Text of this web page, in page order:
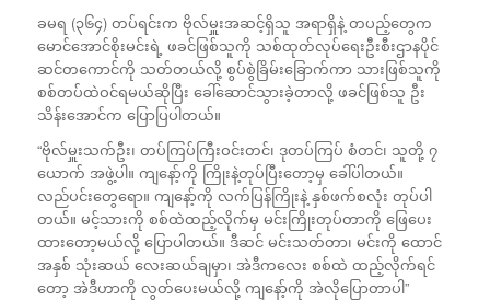
ခမရ (၃၆၄) တပ်ရင်းက ဗိုလ်မှူးအဆင့်ရှိသူ အရာရှိနဲ့ တပည့်တွေက
မောင်အောင်စိုးမင်းရဲ့ ဖခင်ဖြစ်သူကို သစ်ထုတ်လုပ်ရေးဦးစီးဌာနပိုင်
ဆင်တကောင်ကို သတ်တယ်လို့ စွပ်စွဲခြိမ်းခြောက်ကာ သားဖြစ်သူကို
စစ်တပ်ထဲဝင်ရမယ်ဆိုပြီး ခေါ်ဆောင်သွားခဲ့တာလို့ ဖခင်ဖြစ်သူ ဦး
သိန်းအောင်က ပြောပြပါတယ်။
“ဗိုလ်မှူးသက်ဦး၊ တပ်ကြပ်ကြီးဝင်းတင်၊ ဒုတပ်ကြပ် စံတင်၊ သူတို့ ၇
ယောက် အဖွဲ့ပါ။ ကျနော့်ကို ကြိုးနဲ့တုပ်ပြီးတော့မှ ခေါ်ပါတယ်။
လည်ပင်းတွေရော။ ကျနော့်ကို လက်ပြန်ကြိုးနဲ့ နှစ်ဖက်စလုံး တုပ်ပါ
တယ်။ မင့်သားကို စစ်ထဲထည့်လိုက်မှ မင်းကြိုးတုပ်တာကို ဖြေပေး
ထားတော့မယ်လို့ ပြောပါတယ်။ ဒီဆင် မင်းသတ်တာ၊ မင်းကို ထောင်
အနှစ် သုံးဆယ် လေးဆယ်ချမှာ၊ အဲဒီကလေး စစ်ထဲ ထည့်လိုက်ရင်
တော့ အဲဒီဟာကို လွတ်ပေးမယ်လို့ ကျနော့်ကို အဲလိုပြောတာပါ”